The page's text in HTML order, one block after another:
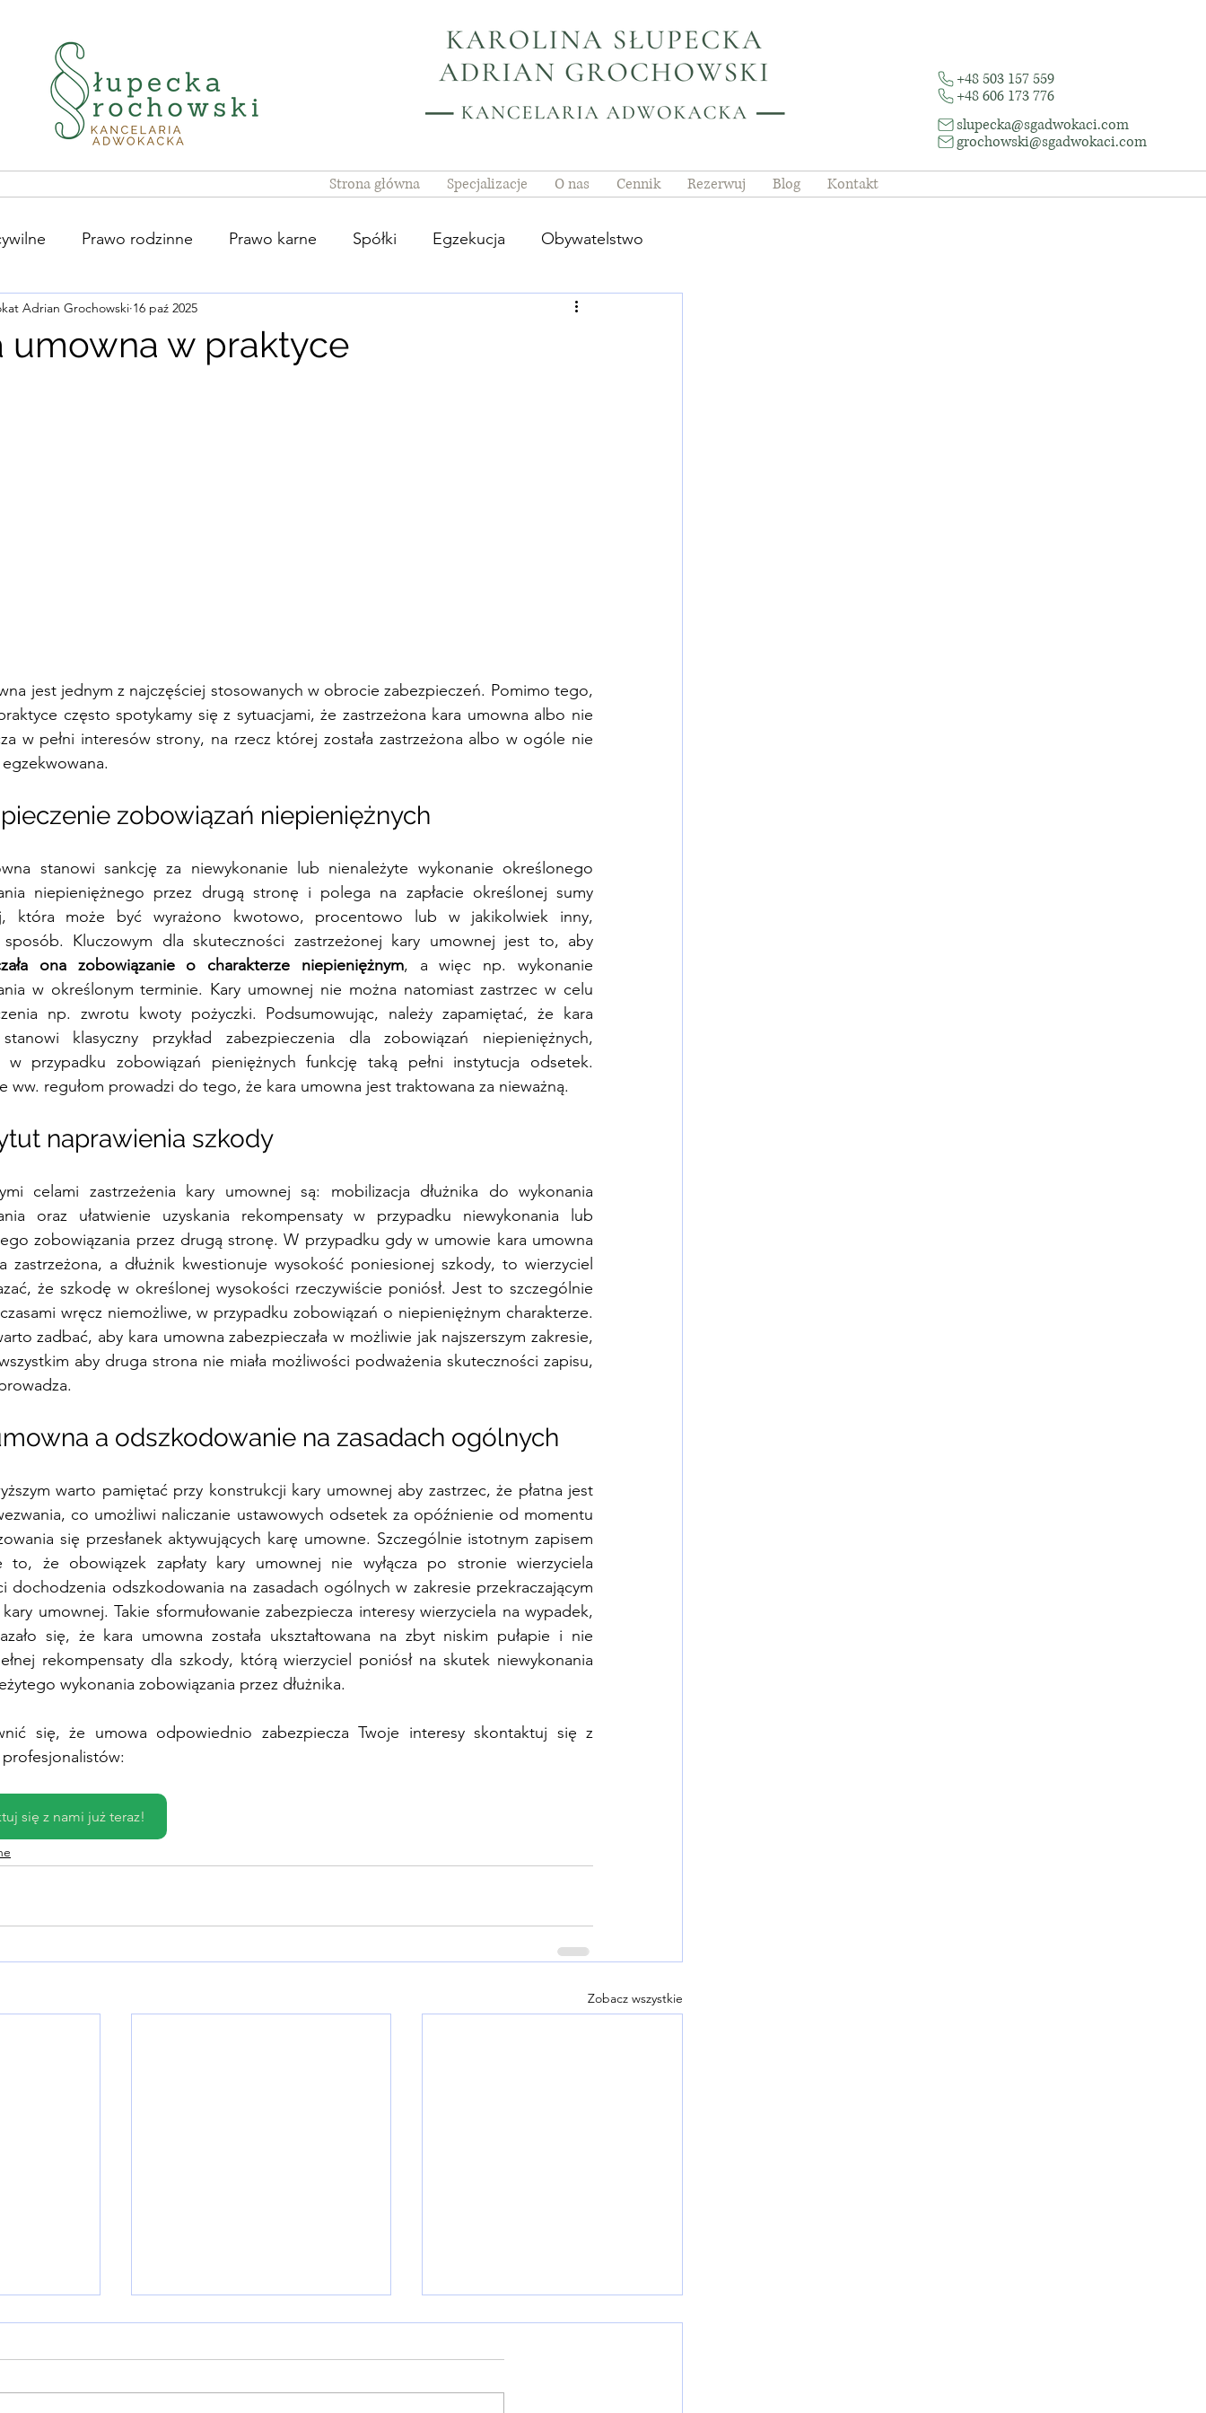
+48 503 157 559
+48 606 173 776
slupecka@sgadwokaci.com
grochowski@sgadwokaci.com
Strona główna Specjalizacje O nas Cennik Rezerwuj Blog Kontakt
Prawo rodzinne Prawo karne Spółki Egzekucja Obywatelstwo
umowna w praktyce
Adrian Grochowski 16 paź 2025
jest jednym z najczęściej stosowanych w obrocie zabezpieczeń. Pomimo tego,
często spotykamy się z sytuacjami, że zastrzeżona kara umowna albo nie
w pełni interesów strony, na rzecz której została zastrzeżona albo w ogóle nie
zobowiązań niepieniężnych
stanowi sankcję za niewykonanie lub nienależyte wykonanie określonego
niepieniężnego przez drugą stronę i polega na zapłacie określonej sumy
która może być wyrażono kwotowo, procentowo lub w jakikolwiek inny,
ona zobowiązanie o charakterze niepieniężnym,
a więc np. wykonanie
w określonym terminie. Kary umownej nie można natomiast zastrzec w celu
np. zwrotu kwoty pożyczki. Podsumowując, należy zapamiętać, że kara
klasyczny przykład zabezpieczenia dla zobowiązań niepieniężnych,
w przypadku zobowiązań pieniężnych funkcję taką pełni instytucja odsetek.
ww. regułom prowadzi do tego, że kara umowna jest traktowana za nieważną.
naprawienia szkody
celami zastrzeżenia kary umownej są: mobilizacja dłużnika do wykonania
oraz ułatwienie uzyskania rekompensaty w przypadku niewykonania lub
zobowiązania przez drugą stronę. W przypadku gdy w umowie kara umowna
zastrzeżona, a dłużnik kwestionuje wysokość poniesionej szkody, to wierzyciel
że szkodę w określonej wysokości rzeczywiście poniósł. Jest to szczególnie
wręcz niemożliwe, w przypadku zobowiązań o niepieniężnym charakterze.
zadbać, aby kara umowna zabezpieczała w możliwie jak najszerszym zakresie,
aby druga strona nie miała możliwości podważenia skuteczności zapisu,
a odszkodowanie na zasadach ogólnych
warto pamiętać przy konstrukcji kary umownej aby zastrzec, że płatna jest
co umożliwi naliczanie ustawowych odsetek za opóźnienie od momentu
się przesłanek aktywujących karę umowne. Szczególnie istotnym zapisem
to, że obowiązek zapłaty kary umownej nie wyłącza po stronie wierzyciela
dochodzenia odszkodowania na zasadach ogólnych w zakresie przekraczającym
umownej. Takie sformułowanie zabezpiecza interesy wierzyciela na wypadek,
się, że kara umowna została ukształtowana na zbyt niskim pułapie i nie
rekompensaty dla szkody, którą wierzyciel poniósł na skutek niewykonania
wykonania zobowiązania przez dłużnika.
się, że umowa odpowiednio zabezpiecza Twoje interesy skontaktuj się z
profesjonalistów:
się z nami już teraz!
Zobacz wszystkie